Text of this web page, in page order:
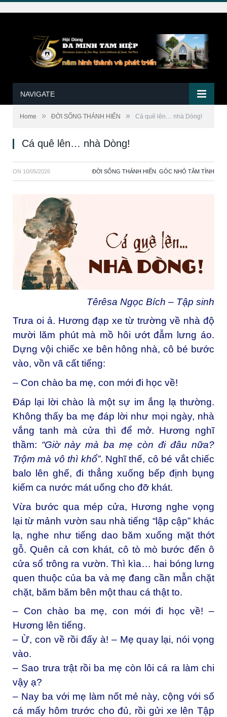
NAVIGATE
Home » ĐỜI SỐNG THÁNH HIẾN » Cá quê lên… nhà Dòng!
Cá quê lên… nhà Dòng!
ON 10/05/2026 ĐỜI SỐNG THÁNH HIẾN GÓC NHỎ TÂM TÌNH
Têrêsa Ngọc Bích – Tập sinh
Trưa oi ả. Hương đạp xe từ trường về nhà độ
mười lăm phút mà mồ hôi ướt đẫm lưng áo.
Dựng vội chiếc xe bên hông nhà, cô bé bước
vào, vồn vã cất tiếng:
– Con chào ba mẹ, con mới đi học về!
Đáp lại lời chào là một sự im ắng lạ thường.
Không thấy ba mẹ đáp lời như mọi ngày, nhà
vắng tanh mà cửa thì để mở. Hương nghĩ
thầm: “Giờ này mà ba mẹ còn đi đâu nữa?
Trộm mà vô thì khổ”. Nghĩ thế, cô bé vắt chiếc
balo lên ghế, đi thẳng xuống bếp định bụng
kiếm ca nước mát uống cho đỡ khát.
Vừa bước qua mép cửa, Hương nghe vọng
lại từ mảnh vườn sau nhà tiếng “lập cập” khác
lạ, nghe như tiếng dao băm xuống mặt thớt
gỗ. Quên cả cơn khát, cô tò mò bước đến ô
cửa sổ trông ra vườn. Thì kìa… hai bóng lưng
quen thuộc của ba và mẹ đang cần mẫn chặt
chặt, băm băm bên một thau cá thật to.
– Con chào ba mẹ, con mới đi học về! –
Hương lên tiếng.
– Ừ, con về rồi đấy à! – Mẹ quay lại, nói vọng
vào.
– Sao trưa trật rồi ba mẹ còn lôi cá ra làm chi
vậy ạ?
– Nay ba với mẹ làm nốt mẻ này, cộng với số
cá mấy hôm trước cho đủ, rồi gửi xe lên Tập